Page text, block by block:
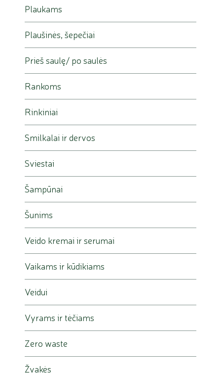
Plaukams
Plaušinės, šepečiai
Prieš saulę/ po saulės
Rankoms
Rinkiniai
Smilkalai ir dervos
Sviestai
Šampūnai
Šunims
Veido kremai ir serumai
Vaikams ir kūdikiams
Veidui
Vyrams ir tėčiams
Zero waste
Žvakės